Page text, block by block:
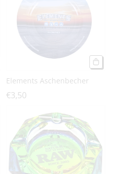
Elements Aschenbecher
€3,50